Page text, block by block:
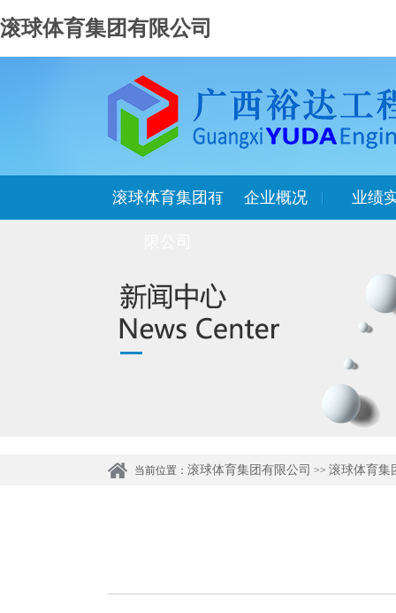
滚球体育集团有限公司
滚球体育集团有 企业概况 业绩
当前位置： 滚球体育集团有限公司 >> 滚球体育集